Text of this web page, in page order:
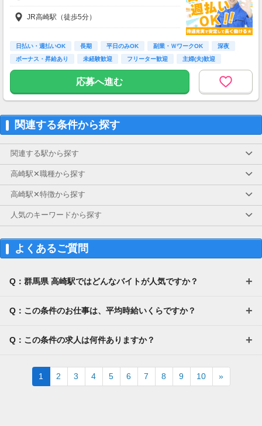
JR高崎駅（徒歩5分）
日払い・週払いOK 長期 平日のみOK 副業・ＷワークOK
深夜
ボーナス・昇給あり
未経験歓迎 フリーター歓迎 主婦(夫)歓迎
応募へ進む
関連する条件から探す
関連する駅から探す
高崎駅✕職種から探す
高崎駅✕特徴から探す
人気のキーワードから探す
よくあるご質問
Q：群馬県 高崎駅ではどんなバイトが人気ですか？
Q：この条件のお仕事は、平均時給いくらですか？
Q：この条件の求人は何件ありますか？
1 2 3 4 5 6 7 8 9 10 »Next